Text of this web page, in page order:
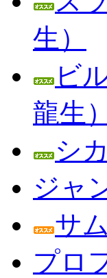
生）
ビ
龍生）
シ
ジャ
サ
プロ